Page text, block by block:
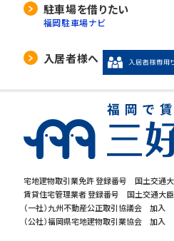
宅地建物取引業免許 登録番号 国土交通大
賃貸住宅管理業者 登録番号 国土交通大臣
（一社）九州不動産公正取引協議会 加入
（公社）福岡県宅地建物取引業協会 加入
駐車場を借りたい
福岡駐車場ナビ
入居者様へ